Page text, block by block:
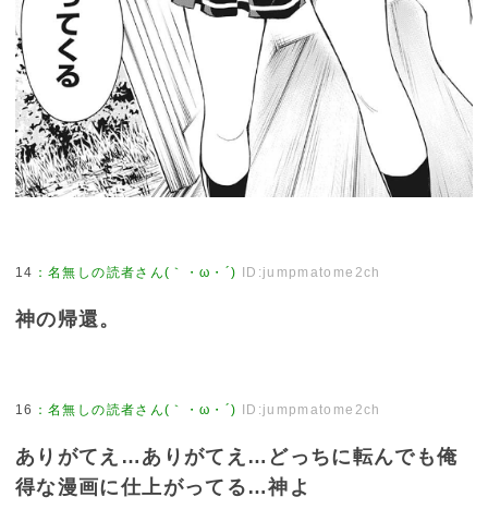
14 ：名無しの読者さん(｀・ω・´) ID:jumpmatome2ch
神の帰還。
16 ：名無しの読者さん(｀・ω・´) ID:jumpmatome2ch
ありがてえ…ありがてえ…どっちに転んでも俺
得な漫画に仕上がってる…神よ